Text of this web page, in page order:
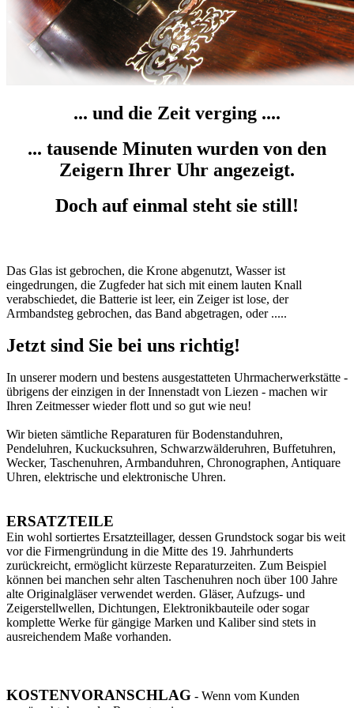
... und die Zeit verging ....
... tausende Minuten wurden von den
Zeigern Ihrer Uhr angezeigt.
Doch auf einmal steht sie still!
Das Glas ist gebrochen, die Krone abgenutzt, Wasser ist
eingedrungen, die Zugfeder hat sich mit einem lauten Knall
verabschiedet, die Batterie ist leer, ein Zeiger ist lose, der
Armbandsteg gebrochen, das Band abgetragen, oder .....
Jetzt sind Sie bei uns richtig!
In unserer modern und bestens ausgestatteten Uhrmacherwerkstätte -
übrigens der einzigen in der Innenstadt von Liezen - machen wir
Ihren Zeitmesser wieder flott und so gut wie neu!
Wir bieten sämtliche Reparaturen für Bodenstanduhren,
Pendeluhren, Kuckucksuhren, Schwarzwälderuhren, Buffetuhren,
Wecker, Taschenuhren, Armbanduhren, Chronographen, Antiquare
Uhren, elektrische und elektronische Uhren.
ERSATZTEILE
Ein wohl sortiertes Ersatzteillager, dessen Grundstock sogar bis weit
vor die Firmengründung in die Mitte des 19. Jahrhunderts
zurückreicht, ermöglicht kürzeste Reparaturzeiten. Zum Beispiel
können bei manchen sehr alten Taschenuhren noch über 100 Jahre
alte Originalgläser verwendet werden. Gläser, Aufzugs- und
Zeigerstellwellen, Dichtungen, Elektronikbauteile oder sogar
komplette Werke für gängige Marken und Kaliber sind stets in
ausreichendem Maße vorhanden.
KOSTENVORANSCHLAG - Wenn vom Kunden